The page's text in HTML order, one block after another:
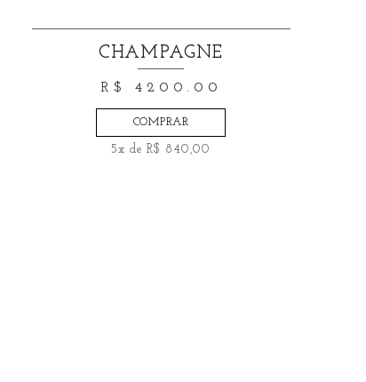
CHAMPAGNE
R$ 4200.00
COMPRAR
5x de R$ 840,00